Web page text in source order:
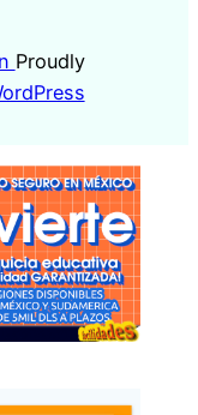
Proudly